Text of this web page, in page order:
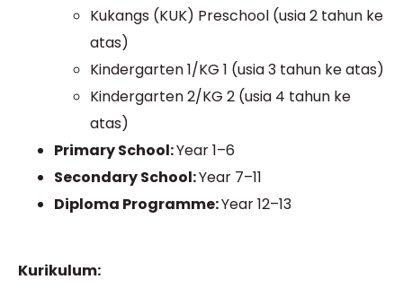
Kukangs (KUK) Preschool (usia 2 tahun ke
atas)
Kindergarten 1/KG 1 (usia 3 tahun ke atas)
Kindergarten 2/KG 2 (usia 4 tahun ke
atas)
Primary School:Year 1–6
Secondary School:Year 7–11
Diploma Programme:Year 12–13
Kurikulum: